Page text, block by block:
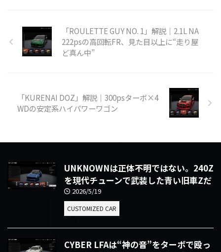
「ROULETTE GUY NO. 1」解説｜2.1L NA
222psの高回転FR、見た目以上に“走り屋
ど真ん中”
「KURENAI DOZ」解説｜300psターボ×4
WDの安定系ハイパワーワゴン
UNKNOWNは正体不明ではない。240Z
を現代チューンで武装した青い旧車Zだ
2026/5/19
CUSTOMIZED CAR
CYBER LFAは“神の音”をターボで殴っ